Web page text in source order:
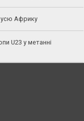
усю Африку
U23 у метанні